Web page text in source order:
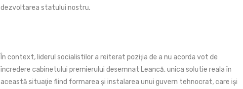
dezvoltarea statului nostru.
În context, liderul socialistilor a reiterat poziţia de a nu acorda vot de
încredere cabinetului premierului desemnat Leancă, unica solutie reala în
această situaţie fiind formarea şi instalarea unui guvern tehnocrat, care işi